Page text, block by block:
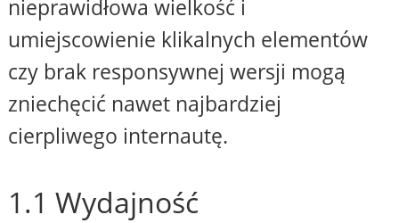
nieprawidłowa wielkość i
umiejscowienie klikalnych elementów
czy brak responsywnej wersji mogą
zniechęcić nawet najbardziej
cierpliwego internautę.
1.1 Wydajność